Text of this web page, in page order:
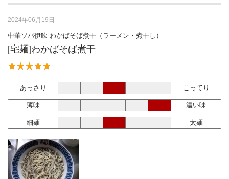
2024年06月19日
中華ソバ伊吹 わかばそば煮干（ラーメン・煮干し）
[宅麺]わかばそば煮干
あっさり こってり
薄味 濃い味
細麺 太麺